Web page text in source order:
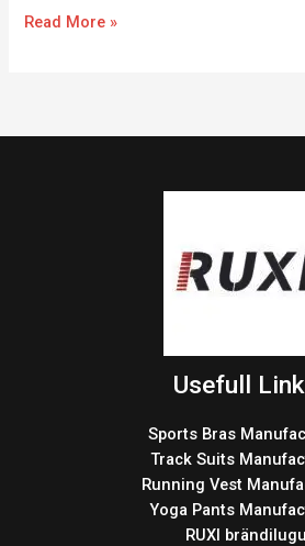
Read More »
Usefull
Sports Bras
Track Suits
Running Vest
Yoga Pants
RUXI brändilugu